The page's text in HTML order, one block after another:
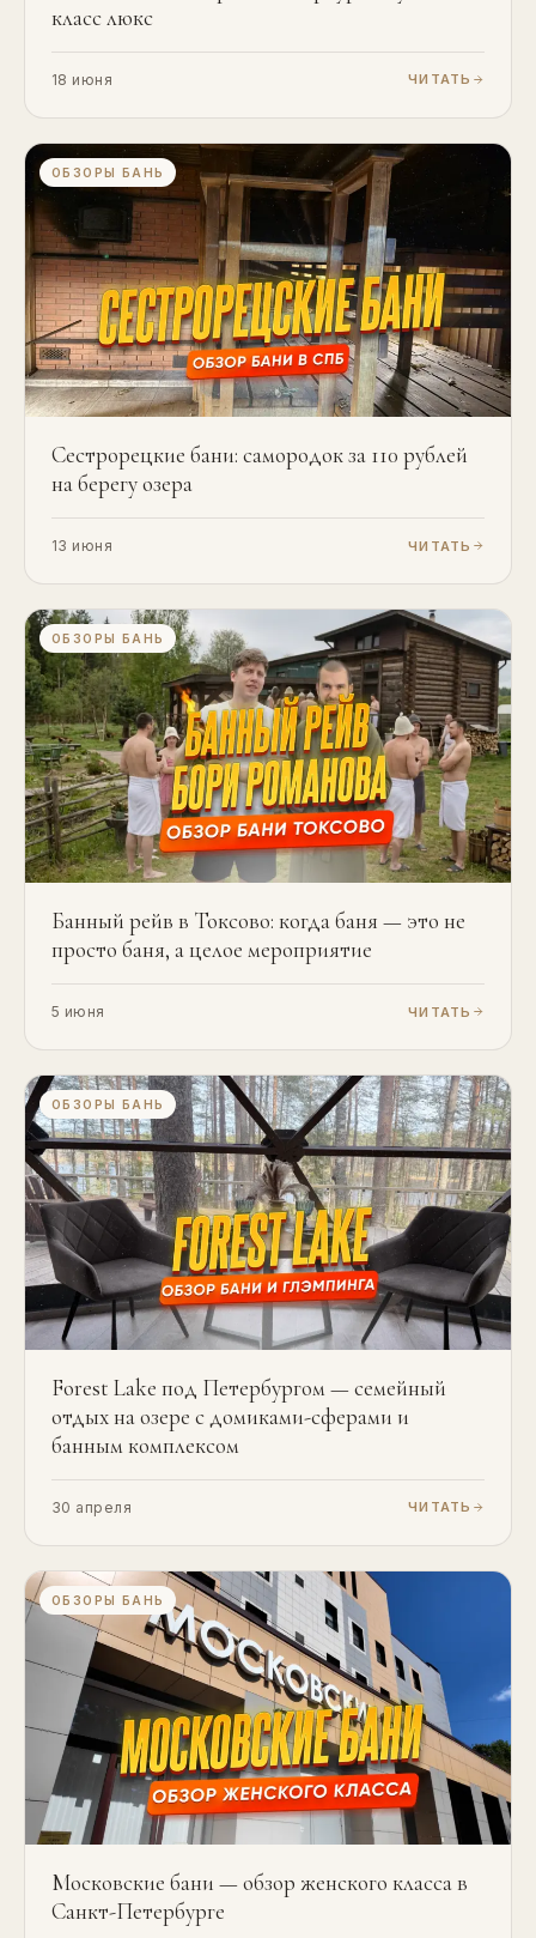
класс люкс
18 июня ЧИТАТЬ
ОБЗОРЫ БАНЬ
Сестрорецкие бани: самородок за 110 рублей
на берегу озера
13 июня ЧИТАТЬ
ОБЗОРЫ БАНЬ
Банный рейв в Токсово: когда баня — это не
просто баня, а целое мероприятие
5 июня ЧИТАТЬ
ОБЗОРЫ БАНЬ
Forest Lake под Петербургом — семейный
отдых на озере с домиками-сферами и
банным комплексом
30 апреля ЧИТАТЬ
ОБЗОРЫ БАНЬ
Московские бани — обзор женского класса в
Санкт-Петербурге